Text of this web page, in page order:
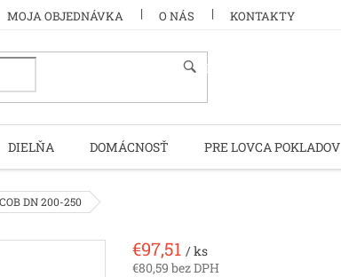
MOJA OBJEDNÁVKA O NÁS KONTAKTY
HĽADAŤ
DIELŇA DOMÁCNOSŤ PRE LOVCA POKLADOV
DN 200-250
€97,51 / ks
€80,59 bez DPH